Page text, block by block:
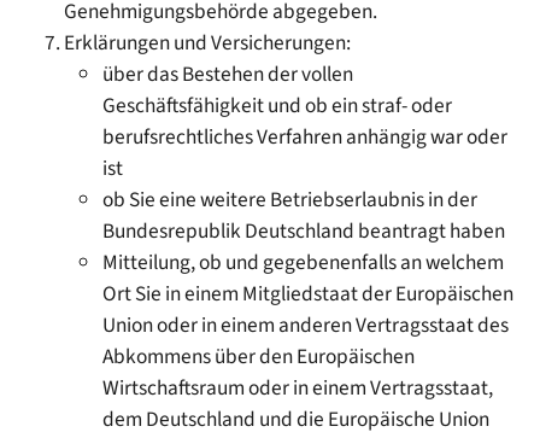
Genehmigungsbehörde abgegeben.
Erklärungen und Versicherungen:
über das Bestehen der vollen
Geschäftsfähigkeit und ob ein straf- oder
berufsrechtliches Verfahren anhängig war oder
ist
ob Sie eine weitere Betriebserlaubnis in der
Bundesrepublik Deutschland beantragt haben
Mitteilung, ob und gegebenenfalls an welchem
Ort Sie in einem Mitgliedstaat der Europäischen
Union oder in einem anderen Vertragsstaat des
Abkommens über den Europäischen
Wirtschaftsraum oder in einem Vertragsstaat,
dem Deutschland und die Europäische Union